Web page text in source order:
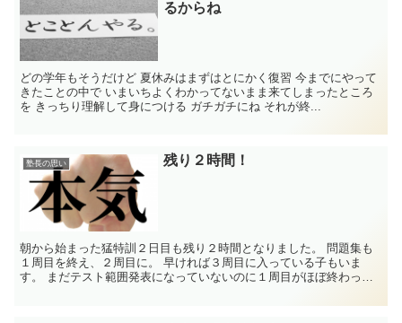
るからね
どの学年もそうだけど 夏休みはまずはとにかく復習 今までにやって
きたことの中で いまいちよくわかってないまま来てしまったところ
を きっちり理解して身につける ガチガチにね それが終...
塾長の思い 残り２時間！
朝から始まった猛特訓２日目も残り２時間となりました。 問題集も
１周目を終え、２周目に。 早ければ３周目に入っている子もいま
す。 まだテスト範囲発表になっていないのに１周目がほぼ終わった